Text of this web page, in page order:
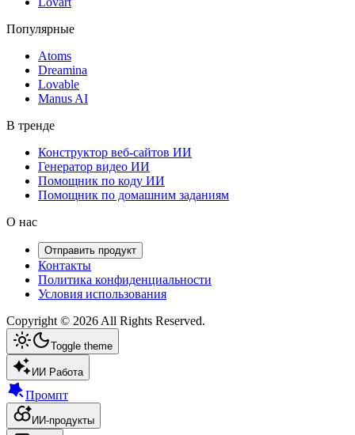
Популярные
Atoms
Dreamina
Lovable
Manus AI
В тренде
Конструктор веб-сайтов ИИ
Генератор видео ИИ
Помощник по коду ИИ
Помощник по домашним заданиям
О нас
Отправить продукт
Контакты
Политика конфиденциальности
Условия использования
Copyright © 2026All Rights Reserved.
Toggle theme
ИИ Работа
Промпт
ИИ-продукты